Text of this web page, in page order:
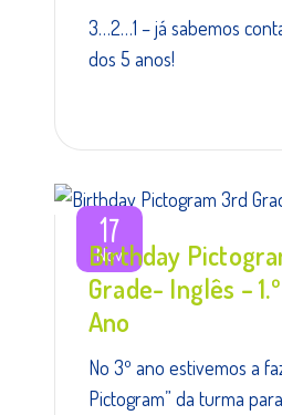
3…2…1 – já sabemos
dos 5 anos!
17
Nov
Birthday
Grade- Inglês –
Ano
No 3º ano estivemos a
Pictogram” da turma